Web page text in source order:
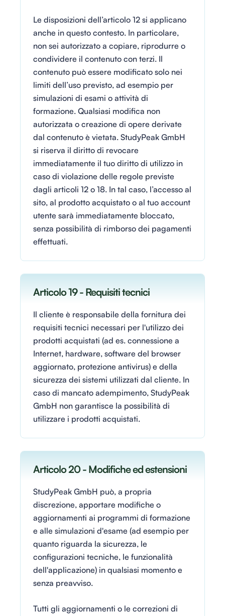
Le disposizioni dell’articolo 12 si applicano
anche in questo contesto. In particolare,
non sei autorizzato a copiare, riprodurre o
condividere il contenuto con terzi. Il
contenuto può essere modificato solo nei
limiti dell’uso previsto, ad esempio per
simulazioni di esami o attività di
formazione. Qualsiasi modifica non
autorizzata o creazione di opere derivate
dal contenuto è vietata. StudyPeak GmbH
si riserva il diritto di revocare
immediatamente il tuo diritto di utilizzo in
caso di violazione delle regole previste
dagli articoli 12 o 18. In tal caso, l’accesso al
sito, al prodotto acquistato o al tuo account
utente sarà immediatamente bloccato,
senza possibilità di rimborso dei pagamenti
effettuati.
Articolo 19 - Requisiti tecnici
Il cliente è responsabile della fornitura dei
requisiti tecnici necessari per l'utilizzo dei
prodotti acquistati (ad es. connessione a
Internet, hardware, software del browser
aggiornato, protezione antivirus) e della
sicurezza dei sistemi utilizzati dal cliente. In
caso di mancato adempimento, StudyPeak
GmbH non garantisce la possibilità di
utilizzare i prodotti acquistati.
Articolo 20 - Modifiche ed estensioni
StudyPeak GmbH può, a propria
discrezione, apportare modifiche o
aggiornamenti ai programmi di formazione
e alle simulazioni d'esame (ad esempio per
quanto riguarda la sicurezza, le
configurazioni tecniche, le funzionalità
dell'applicazione) in qualsiasi momento e
senza preavviso.
Tutti gli aggiornamenti o le correzioni di